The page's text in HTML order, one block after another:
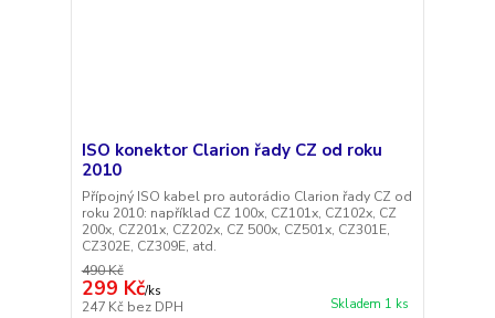
ISO konektor Clarion řady CZ od roku
2010
Přípojný ISO kabel pro autorádio Clarion řady CZ od
roku 2010: například CZ 100x, CZ101x, CZ102x, CZ
200x, CZ201x, CZ202x, CZ 500x, CZ501x, CZ301E,
CZ302E, CZ309E, atd.
490 Kč
299 Kč/ks
247 Kč bez DPH Skladem 1 ks